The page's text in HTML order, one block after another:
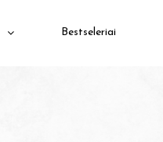
Bestseleriai